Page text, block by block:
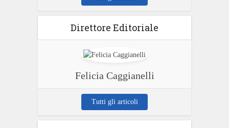
Direttore Editoriale
Felicia Caggianelli
Tutti gli articoli